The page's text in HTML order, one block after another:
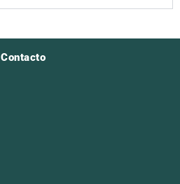
Contacto